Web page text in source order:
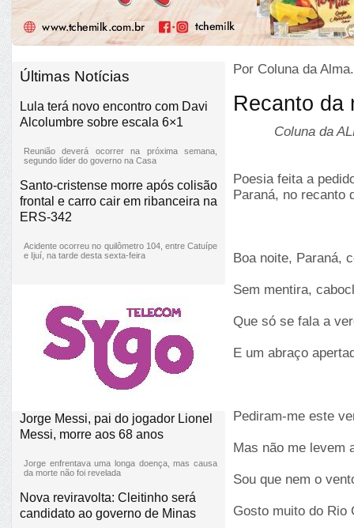
Últimas Notícias
Lula terá novo encontro com Davi
Alcolumbre sobre escala 6×1
Reunião deverá ocorrer na próxima semana,
segundo líder do governo na Casa
Santo-cristense morre após colisão
frontal e carro cair em ribanceira na
ERS-342
Acidente ocorreu no quilômetro 104, entre Catuípe
e Ijuí, na tarde desta sexta-feira
Jorge Messi, pai do jogador Lionel
Messi, morre aos 68 anos
Jorge enfrentava uma longa doença, mas causa
da morte não foi revelada
Nova reviravolta: Cleitinho será
candidato ao governo de Minas
Por Coluna da Alma.
Recanto da
Coluna da
Poesia feita a
Paraná, no recanto
Boa noite, Paraná,
Sem mentira,
Que só se fala a
E um abraço
Pediram-me este
Mas não me levem
Sou que nem o
Gosto muito do Rio